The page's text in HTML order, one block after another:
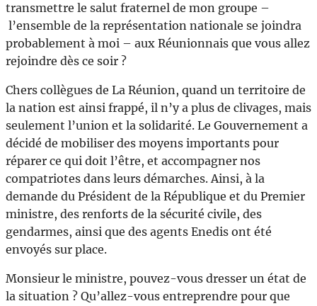
transmettre le salut fraternel de mon groupe –
l’ensemble de la représentation nationale se joindra
probablement à moi – aux Réunionnais que vous allez
rejoindre dès ce soir ?
Chers collègues de La Réunion, quand un territoire de
la nation est ainsi frappé, il n’y a plus de clivages, mais
seulement l’union et la solidarité. Le Gouvernement a
décidé de mobiliser des moyens importants pour
réparer ce qui doit l’être, et accompagner nos
compatriotes dans leurs démarches. Ainsi, à la
demande du Président de la République et du Premier
ministre, des renforts de la sécurité civile, des
gendarmes, ainsi que des agents Enedis ont été
envoyés sur place.
Monsieur le ministre, pouvez-vous dresser un état de
la situation ? Qu’allez-vous entreprendre pour que